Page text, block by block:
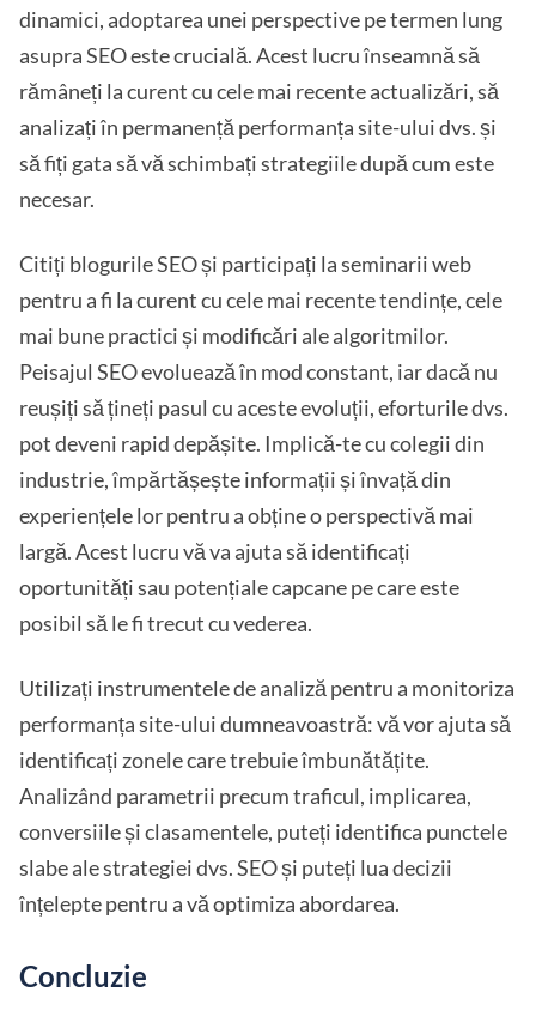
dinamici, adoptarea unei perspective pe termen lung
asupra SEO este crucială. Acest lucru înseamnă să
rămâneți la curent cu cele mai recente actualizări, să
analizați în permanență performanța site-ului dvs. și
să fiți gata să vă schimbați strategiile după cum este
necesar.
Citiți blogurile SEO și participați la seminarii web
pentru a fi la curent cu cele mai recente tendințe, cele
mai bune practici și modificări ale algoritmilor.
Peisajul SEO evoluează în mod constant, iar dacă nu
reușiți să țineți pasul cu aceste evoluții, eforturile dvs.
pot deveni rapid depășite. Implică-te cu colegii din
industrie, împărtășește informații și învață din
experiențele lor pentru a obține o perspectivă mai
largă. Acest lucru vă va ajuta să identificați
oportunități sau potențiale capcane pe care este
posibil să le fi trecut cu vederea.
Utilizați instrumentele de analiză pentru a monitoriza
performanța site-ului dumneavoastră: vă vor ajuta să
identificați zonele care trebuie îmbunătățite.
Analizând parametrii precum traficul, implicarea,
conversiile și clasamentele, puteți identifica punctele
slabe ale strategiei dvs. SEO și puteți lua decizii
înțelepte pentru a vă optimiza abordarea.
Concluzie